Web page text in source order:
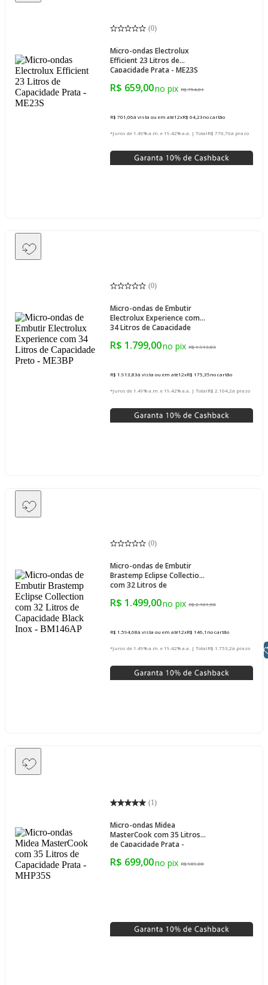
(0)
Micro-ondas Electrolux
Efficient 23 Litros de
Capacidade Prata - ME23S
R$ 659,00 R$ 754,01
R$ 701,06à vista ou em até12xR$ 64,23no cartão
*Juros de 1.49% a.m. e 19.42% a.a. | TotalR$ 770,76à prazo
(0)
Micro-ondas de Embutir
Electrolux Experience com
34 Litros de Capacidade
R$ 1.799,00 R$ 1.913,83
R$ 1.913,83à vista ou em até12xR$ 175,35no cartão
*Juros de 1.49% a.m. e 19.42% a.a. | TotalR$ 2.104,2à prazo
(0)
Micro-ondas de Embutir
Brastemp Eclipse Collection
com 32 Litros de
BM146AP
R$ 1.499,00 R$ 2.101,58
R$ 1.594,68à vista ou em até12xR$ 146,1 no cartão
*Juros de 1.49% a.m. e 19.42% a.a. | TotalR$ 1.753,2à prazo
(1)
Micro-ondas Midea
MasterCook com 35 Litros
de Capacidade Prata -
R$ 699,00 R$ 989,00
Libras